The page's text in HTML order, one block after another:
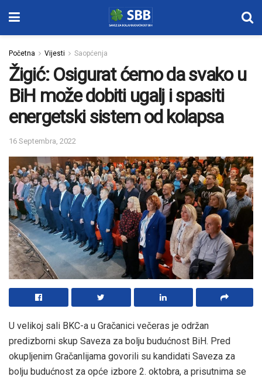
Početna Vijesti Saopćenja
Žigić: Osigurat ćemo da svako u
BiH može dobiti ugalj i spasiti
energetski sistem od kolapsa
16 Septembra, 2022
U velikoj sali BKC-a u Gračanici večeras je održan
predizborni skup Saveza za bolju budućnost BiH. Pred
okupljenim Gračanlijama govorili su kandidati Saveza za
bolju budućnost za opće izbore 2. oktobra, a prisutnima se